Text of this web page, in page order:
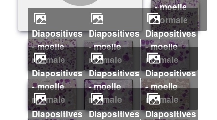
- moelle
normale
Diapositives
- moelle
normale
Diapositives
- moelle
normale
Diapositives
- moelle
normale
Diapositives
- moelle
normale
Diapositives
- moelle
normale
Diapositives
- moelle
normale
Diapositives
Diapositives
Diapositives